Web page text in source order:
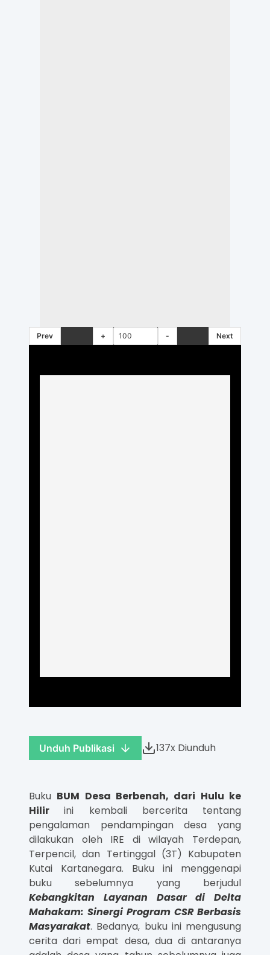
Prev + - Next
Unduh Publikasi 137x Diunduh
Buku BUM Desa Berbenah, dari Hulu ke
Hilirini kembali bercerita tentang
pengalaman pendampingan desa yang
dilakukan oleh IRE di wilayah Terdepan,
Terpencil, dan Tertinggal (3T) Kabupaten
Kutai Kartanegara. Buku ini menggenapi
buku sebelumnya yang berjudul
Kebangkitan Layanan Dasar di Delta
Mahakam: Sinergi Program CSR Berbasis
Masyarakat. Bedanya, buku ini mengusung
cerita dari empat desa, dua di antaranya